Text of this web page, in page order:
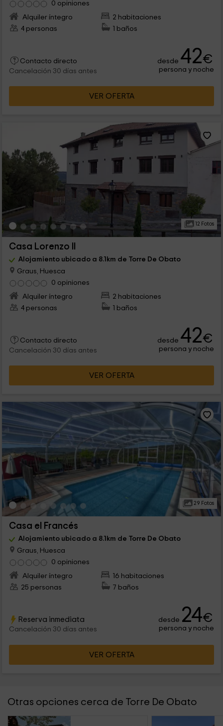
0 opiniones
Alquiler íntegro
2 habitaciones
4 personas
1 baños
Contacto directo
Cancelación 30 días antes
desde 42€
persona y noche
VER OFERTA
12 Fotos
Casa Lorenzo II
Alojamiento ubicado a 8.1km de Torre De Obato
Graus, Huesca
0 opiniones
Alquiler íntegro
2 habitaciones
4 personas
1 baños
Contacto directo
Cancelación 30 días antes
desde 42€
persona y noche
VER OFERTA
29 Fotos
Casa el Francés
Alojamiento ubicado a 8.1km de Torre De Obato
Graus, Huesca
0 opiniones
Alquiler íntegro
16 habitaciones
25 personas
7 baños
Reserva inmediata
Cancelación 30 días antes
desde 24€
persona y noche
VER OFERTA
Otras opciones cerca de Torre De Obato